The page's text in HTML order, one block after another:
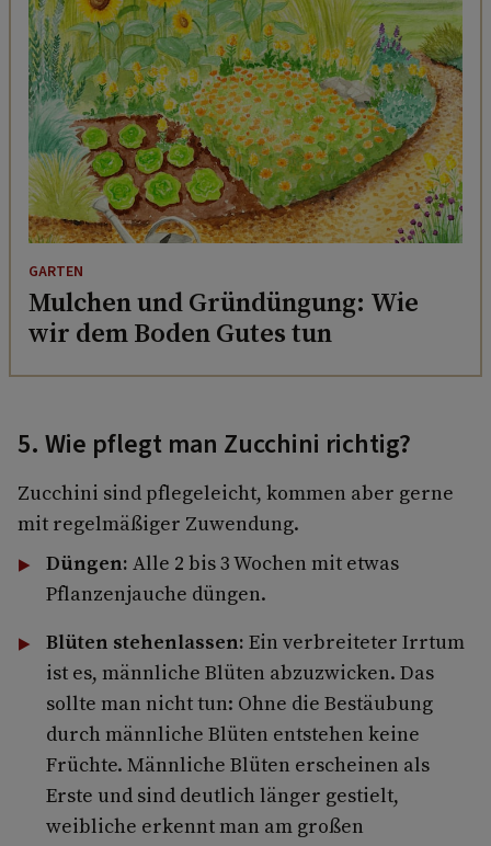
GARTEN
Mulchen und Gründüngung: Wie
wir dem Boden Gutes tun
5. Wie pflegt man Zucchini richtig?
Zucchini sind pflegeleicht, kommen aber gerne
mit regelmäßiger Zuwendung.
Düngen: Alle 2 bis 3 Wochen mit etwas
Pflanzenjauche düngen.
Blüten stehenlassen: Ein verbreiteter Irrtum
ist es, männliche Blüten abzuzwicken. Das
sollte man nicht tun: Ohne die Bestäubung
durch männliche Blüten entstehen keine
Früchte. Männliche Blüten erscheinen als
Erste und sind deutlich länger gestielt,
weibliche erkennt man am großen